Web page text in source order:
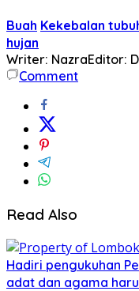
Buah Kekebalan
hujan
Writer: NazraEditor:
Comment
Read Also
Hadiri pengukuhan
adat dan agama